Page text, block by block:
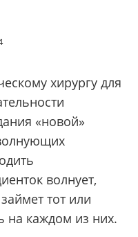
хирургу для
«новой»
волнует,
тот или
на каждом из них.